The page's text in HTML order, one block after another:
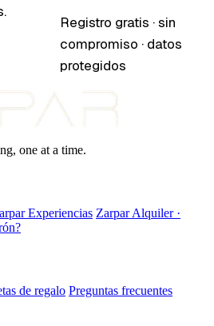
Registro gratis · sin
compromiso · datos
protegidos
one at a time.
Experiencias Zarpar Alquiler ·
de regalo Preguntas frecuentes